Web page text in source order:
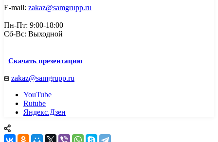
E-mail: zakaz@samgrupp.ru
Пн-Пт: 9:00-18:00
Сб-Вс: Выходной
Скачать презентацию
zakaz@samgrupp.ru
YouTube
Rutube
Яндекс.Дзен